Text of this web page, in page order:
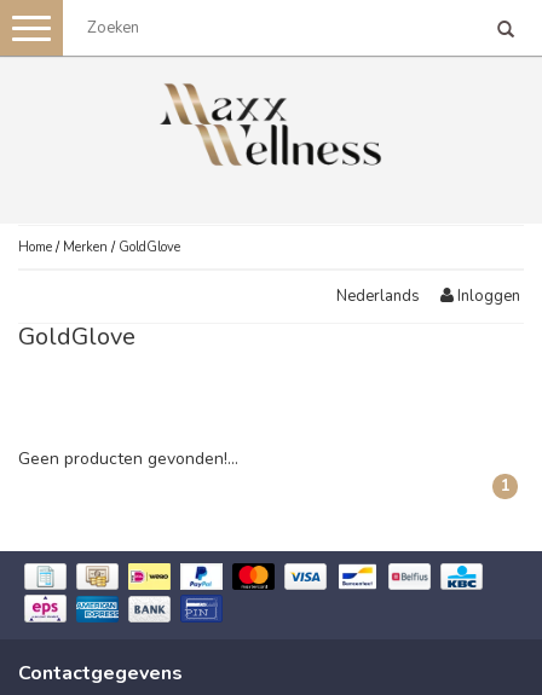
Toggle
navigation
Home / Merken / GoldGlove
Nederlands Inloggen
GoldGlove
Geen producten gevonden!...
1
Contactgegevens